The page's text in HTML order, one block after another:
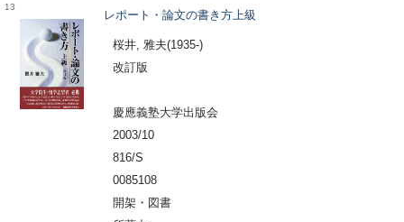
13
レポート・論文の書き方上級
桜井, 雅夫(1935-)
改訂版
慶應義塾大学出版会
2003/10
816/S
0085108
開架・図書